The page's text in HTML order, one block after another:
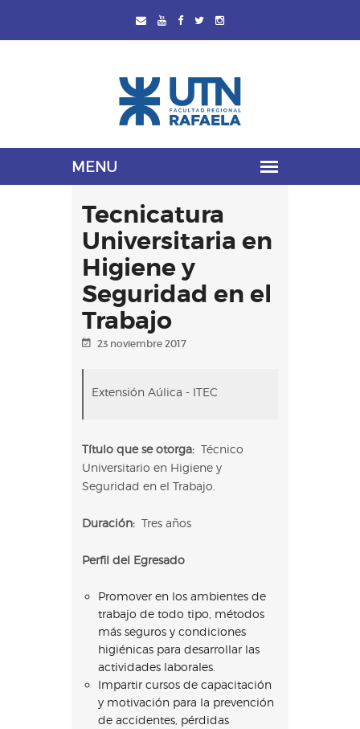
Tecnicatura
Universitaria en
Higiene y
Seguridad en el
Trabajo
23 noviembre 2017
Extensión Aúlica - ITEC
Título que se otorga: Técnico
Universitario en Higiene y
Seguridad en el Trabajo.
Duración: Tres años
Perfil del Egresado
Promover en los ambientes de
trabajo de todo tipo, métodos
más seguros y condiciones
higiénicas para desarrollar las
actividades laborales.
Impartir cursos de capacitación
y motivación para la prevención
de accidentes, pérdidas